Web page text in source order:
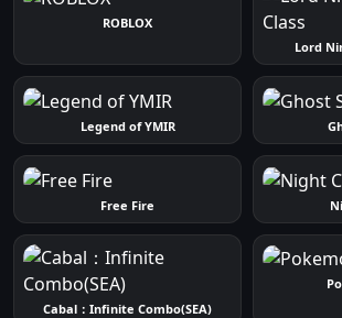
ROBLOX
Lord
Legend of YMIR
Free Fire
Cabal：Infinite Combo(SEA)